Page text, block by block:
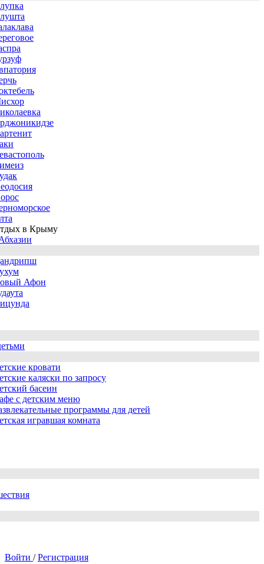
в Крыму
Афон
кровати
каляски по запросу
басеин
с детским меню
программы для детей
игравшая комната
Войти / Регистрация